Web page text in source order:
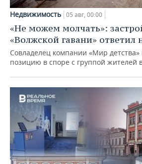
Недвижимость 05 авг, 00:00
«Не можем молчать»:
«Волжской гавани» ответил
Совладелец компании «Мир детства»
позицию в споре с группой жителей